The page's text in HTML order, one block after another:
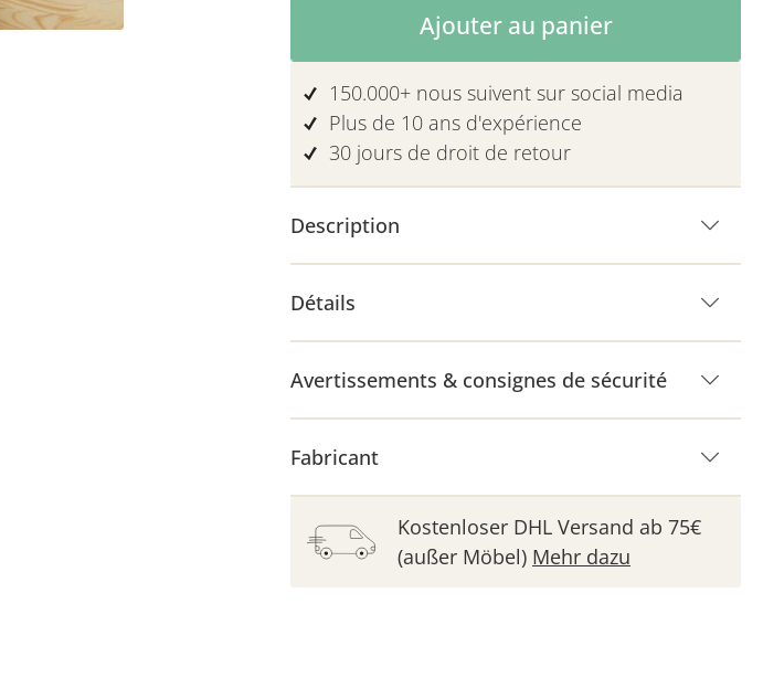
Ajouter au panier
150.000+ nous suivent sur social media
Plus de 10 ans d'expérience
30 jours de droit de retour
Description
Détails
Avertissements & consignes de sécurité
Fabricant
Kostenloser DHL Versand ab 75€
(außer Möbel) Mehr dazu